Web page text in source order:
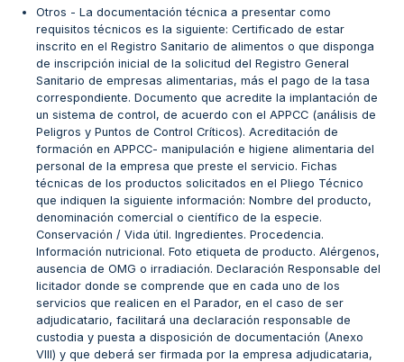
Otros - La documentación técnica a presentar como
requisitos técnicos es la siguiente: Certificado de estar
inscrito en el Registro Sanitario de alimentos o que disponga
de inscripción inicial de la solicitud del Registro General
Sanitario de empresas alimentarias, más el pago de la tasa
correspondiente. Documento que acredite la implantación de
un sistema de control, de acuerdo con el APPCC (análisis de
Peligros y Puntos de Control Críticos). Acreditación de
formación en APPCC- manipulación e higiene alimentaria del
personal de la empresa que preste el servicio. Fichas
técnicas de los productos solicitados en el Pliego Técnico
que indiquen la siguiente información: Nombre del producto,
denominación comercial o científico de la especie.
Conservación / Vida útil. Ingredientes. Procedencia.
Información nutricional. Foto etiqueta de producto. Alérgenos,
ausencia de OMG o irradiación. Declaración Responsable del
licitador donde se comprende que en cada uno de los
servicios que realicen en el Parador, en el caso de ser
adjudicatario, facilitará una declaración responsable de
custodia y puesta a disposición de documentación (Anexo
VIII) y que deberá ser firmada por la empresa adjudicataria,